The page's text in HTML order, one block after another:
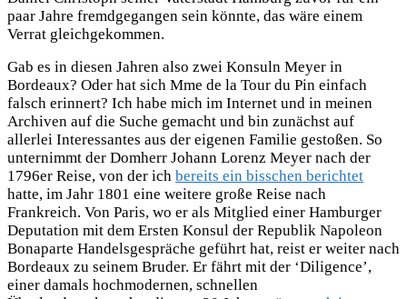
paar Jahre fremdgegangen sein könnte, das wäre einem
Verrat gleichgekommen.
Gab es in diesen Jahren also zwei Konsuln Meyer in
Bordeaux? Oder hat sich Mme de la Tour du Pin einfach
falsch erinnert? Ich habe mich im Internet und in meinen
Archiven auf die Suche gemacht und bin zunächst auf
allerlei Interessantes aus der eigenen Familie gestoßen. So
unternimmt der Domherr Johann Lorenz Meyer nach der
1796er Reise, von der ich bereits ein bisschen berichtet
hatte, im Jahr 1801 eine weitere große Reise nach
Frankreich. Von Paris, wo er als Mitglied einer Hamburger
Deputation mit dem Ersten Konsul der Republik Napoleon
Bonaparte Handelsgespräche geführt hat, reist er weiter nach
Bordeaux zu seinem Bruder. Er fährt mit der ‘Diligence’,
einer damals hochmodernen, schnellen